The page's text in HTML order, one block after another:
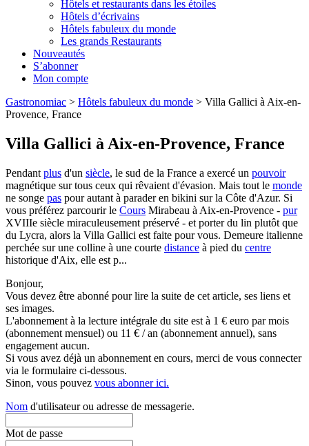
Hôtels et restaurants dans les étoiles
Hôtels d’écrivains
Hôtels fabuleux du monde
Les grands Restaurants
Nouveautés
S’abonner
Mon compte
Gastronomiac > Hôtels fabuleux du monde > Villa Gallici à Aix-en-
Provence, France
Villa Gallici à Aix-en-Provence, France
Pendant plus d'un siècle, le sud de la France a exercé un pouvoir
magnétique sur tous ceux qui rêvaient d'évasion. Mais tout le monde
ne songe pas pour autant à parader en bikini sur la Côte d'Azur. Si
vous préférez parcourir le Cours Mirabeau à Aix-en-Provence - pur
XVIIIe siècle miraculeusement préservé - et porter du lin plutôt que
du Lycra, alors la Villa Gallici est faite pour vous. Demeure italienne
perchée sur une colline à une courte distance à pied du centre
historique d'Aix, elle est p...
Bonjour,
Vous devez être abonné pour lire la suite de cet article, ses liens et
ses images.
L'abonnement à la lecture intégrale du site est à 1 € euro par mois
(abonnement mensuel) ou 11 € / an (abonnement annuel), sans
engagement aucun.
Si vous avez déjà un abonnement en cours, merci de vous connecter
via le formulaire ci-dessous.
Sinon, vous pouvez vous abonner ici.
Nom d'utilisateur ou adresse de messagerie.
Mot de passe